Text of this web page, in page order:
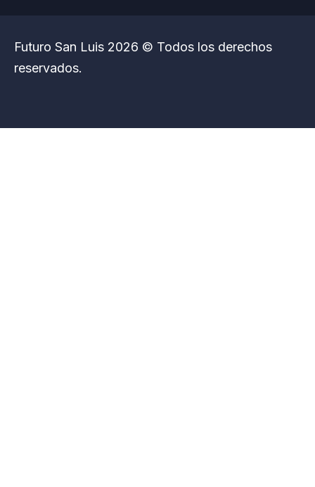
Futuro San Luis 2026 © Todos los derechos
reservados.